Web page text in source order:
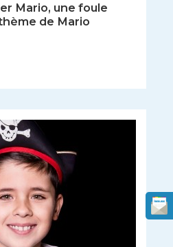
Mario, une foule
de Mario